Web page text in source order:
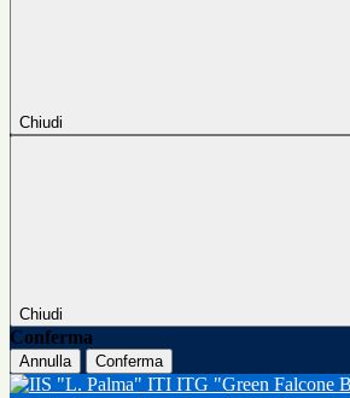
Chiudi
Chiudi
Conferma
Annulla Conferma